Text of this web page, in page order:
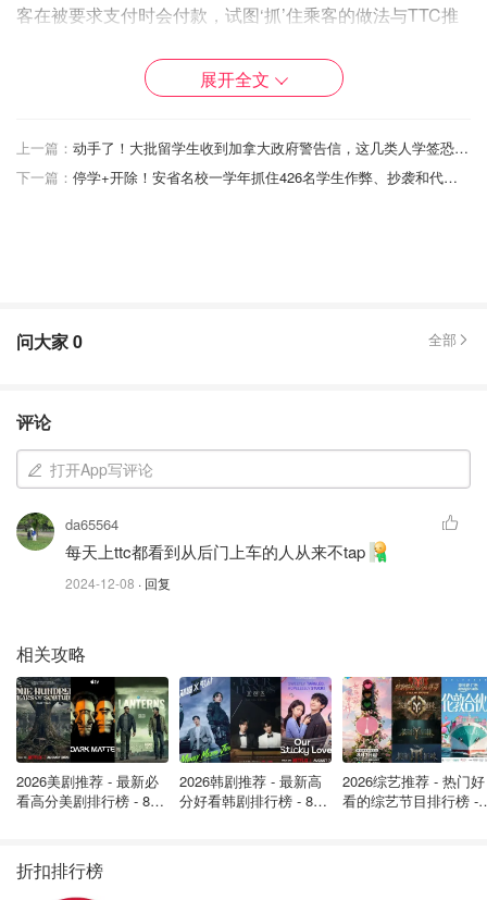
客在被要求支付时会付款，试图‘抓’住乘客的做法与TTC推
为进一步减少逃票，TTC早在9月便开始拆除部分地铁站的
在未来几年内逐步从整个地铁网络中移除。据估计，逃票损
失中的2000万加元来自于使用“免刷卡”闸门的乘客。
来源：
OOliviaZZ 1453
TTC重启打击逃票！每年可带来约600
印度留学生发视频教大家TTC逃票！守
法这事儿这么难吗？
是momo酱 1892 1
展开全文
上一篇：
动手了！大批留学生收到加拿大政府警告信，这几类人学签恐被收回！
下一篇：
停学+开除！安省名校一学年抓住426名学生作弊、抄袭和代写！
问大家0 全部
评论
打开App写评论
da65564
每天上ttc都看到从后门上车的人从来不tap
2024-12-08 · 回复
相关攻略
2026美剧推荐 - 最新必
看高分美剧排行榜 - 8月
2026韩剧推荐 - 最新高
分好看韩剧排行榜 - 8月
2026综艺推荐 - 热门好
看的综艺节目排行榜 -
折扣排行榜